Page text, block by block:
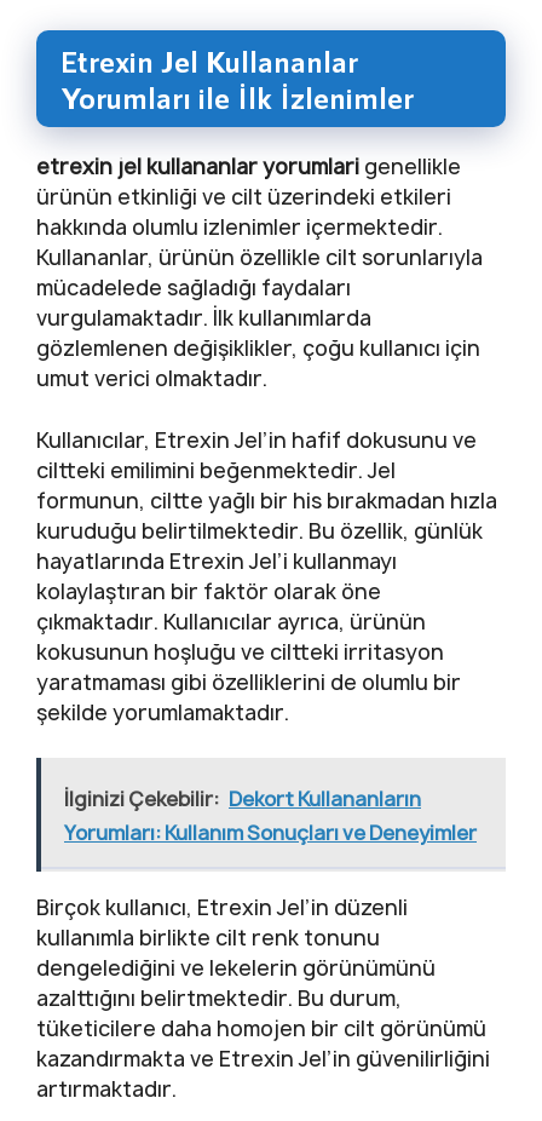
Etrexin Jel Kullananlar
Yorumları ile İlk İzlenimler
etrexin jel kullananlar yorumlari genellikle
ürünün etkinliği ve cilt üzerindeki etkileri
hakkında olumlu izlenimler içermektedir.
Kullananlar, ürünün özellikle cilt sorunlarıyla
mücadelede sağladığı faydaları
vurgulamaktadır. İlk kullanımlarda
gözlemlenen değişiklikler, çoğu kullanıcı için
umut verici olmaktadır.
Kullanıcılar, Etrexin Jel’in hafif dokusunu ve
ciltteki emilimini beğenmektedir. Jel
formunun, ciltte yağlı bir his bırakmadan hızla
kuruduğu belirtilmektedir. Bu özellik, günlük
hayatlarında Etrexin Jel’i kullanmayı
kolaylaştıran bir faktör olarak öne
çıkmaktadır. Kullanıcılar ayrıca, ürünün
kokusunun hoşluğu ve ciltteki irritasyon
yaratmaması gibi özelliklerini de olumlu bir
şekilde yorumlamaktadır.
İlginizi Çekebilir: Dekort Kullananların
Yorumları: Kullanım Sonuçları ve Deneyimler
Birçok kullanıcı, Etrexin Jel’in düzenli
kullanımla birlikte cilt renk tonunu
dengelediğini ve lekelerin görünümünü
azalttığını belirtmektedir. Bu durum,
tüketicilere daha homojen bir cilt görünümü
kazandırmakta ve Etrexin Jel’in güvenilirliğini
artırmaktadır.